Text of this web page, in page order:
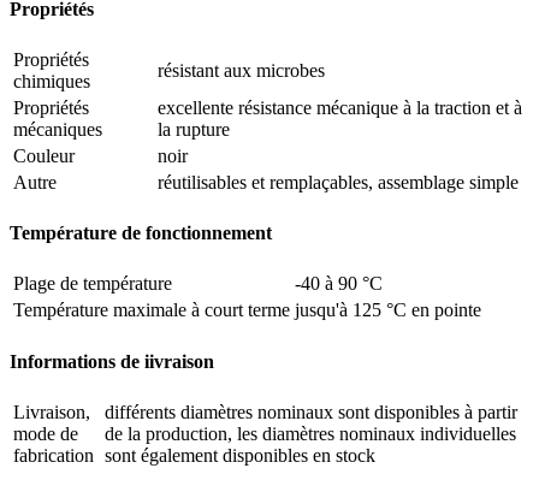
Propriétés
Propriétés
chimiques
résistant aux microbes
Propriétés
mécaniques
excellente résistance mécanique à la traction et à
la rupture
Couleur
noir
Autre
réutilisables et remplaçables, assemblage simple
Température de fonctionnement
Plage de température
-40 à 90 °C
Température maximale à court terme jusqu'à 125 °C en pointe
Informations de iivraison
Livraison,
mode de
fabrication
différents diamètres nominaux sont disponibles à partir
de la production, les diamètres nominaux individuelles
sont également disponibles en stock